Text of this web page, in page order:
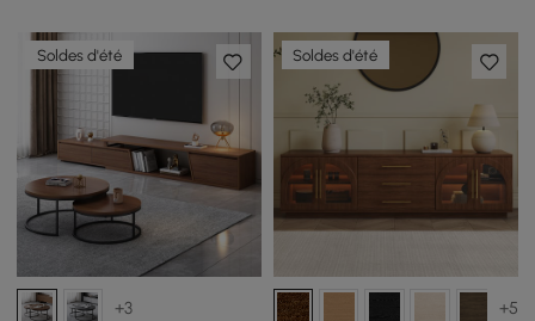
Soldes d'été
+3
Soldes d'été
+5